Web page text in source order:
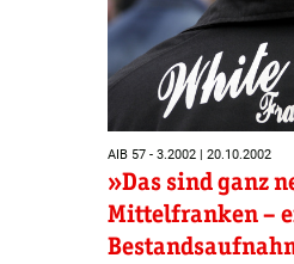
AIB 57 - 3.2002 | 20.10.2002
»Das sind ganz
Mittelfranken –